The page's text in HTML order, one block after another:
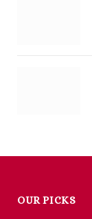
OUR PICKS